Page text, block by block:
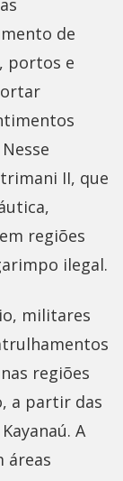
de
portos e
II, que
regiões
ilegal.
militares
regiões
a partir das
A
áreas